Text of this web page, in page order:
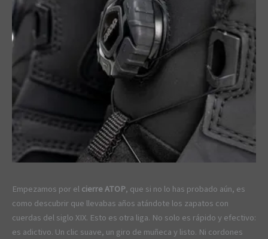
Empezamos por elcierre ATOP, que si no lo has probado aún, es
como descubrir que llevabas años atándote los zapatos con
cuerdas del siglo XIX. Esto es otra liga. No solo es rápido y efectivo:
es adictivo. Un clic suave, un giro de muñeca y listo. Ni cordones